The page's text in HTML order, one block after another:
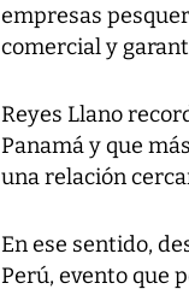
empresas
comercial y
Reyes Llano
Panamá y que
una relación
En ese sentido,
Perú, evento que